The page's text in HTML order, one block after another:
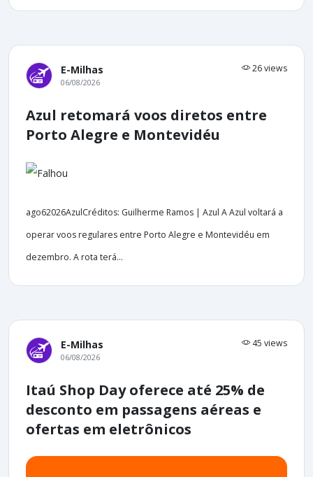
E-Milhas 26 views
06/08/2026
Azul retomará voos diretos entre
Porto Alegre e Montevidéu
ago62026AzulCréditos: Guilherme Ramos | Azul A Azul voltará a
operar voos regulares entre Porto Alegre e Montevidéu em
dezembro. A rota terá...
E-Milhas 45 views
06/08/2026
Itaú Shop Day oferece até 25% de
desconto em passagens aéreas e
ofertas em eletrônicos